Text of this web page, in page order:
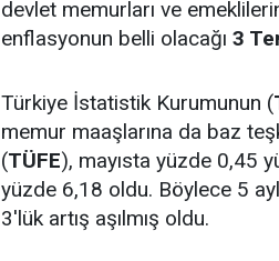
devlet memurları ve
enflasyonun belli olacağı 3
Türkiye İstatistik Kurumunun (
memur maaşlarına da baz
(TÜFE), mayısta yüzde 0,45
yüzde 6,18 oldu. Böylece 5
3'lük artış aşılmış oldu.